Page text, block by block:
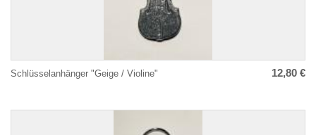
Schlüsselanhänger "Geige / Violine" 12,80 €